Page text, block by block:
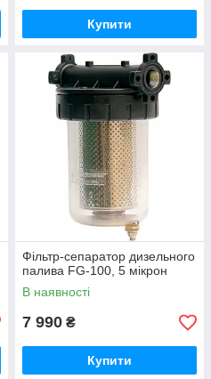
Купити
Фільтр-сепаратор дизельного
палива FG-100, 5 мікрон
В наявності
7 990 ₴
Купити